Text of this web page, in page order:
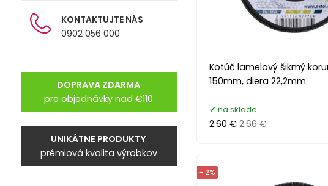
KONTAKTUJTE NÁS
0902 056 000
DOPRAVA ZDARMA
pre objednávky nad €110
UNIKÁTNE PRODUKTY
prémiová kvalita výrobkov
Kotúč lamelový šikmý
150mm, diera 22,2mm
na sklade
2.60 € 2.66 €
- 2%